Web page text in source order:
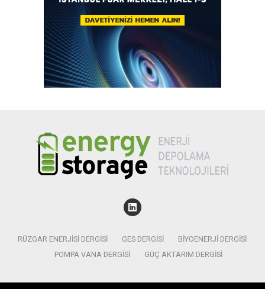
RÜZGAR ENERJISI DERGISI GES DERGISI
BIYOENERJI DERGISI
POMPA VANA DERGISI
GÜÇ AKTARIM DERGISI